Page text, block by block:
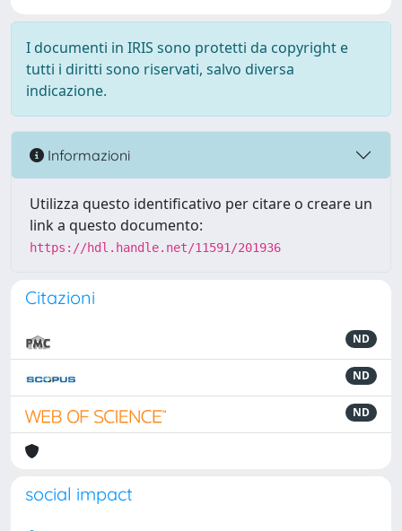
I documenti in IRIS sono protetti da copyright e
tutti i diritti sono riservati, salvo diversa
indicazione.
Informazioni
Utilizza questo identificativo per citare o creare un
link a questo documento:
https://hdl.handle.net/11591/201936
Citazioni
ND
ND
ND
social impact